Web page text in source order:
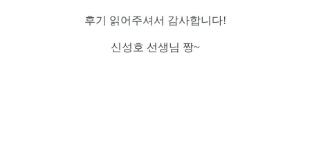
후기 읽어주셔서 감사합니다!
신성호 선생님 짱~